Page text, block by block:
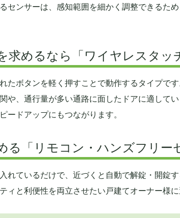
センサーは、感知範囲を細かく調整できるた
求めるなら「ワイヤレスタッ
たボタンを軽く押すことで動作するタイプで
や、通行量が多い通路に面したドアに適して
ードアップにもつながります。
る「リモコン・ハンズフリー
れているだけで、近づくと自動で解錠・開錠
ィと利便性を両立させたい戸建てオーナー様に